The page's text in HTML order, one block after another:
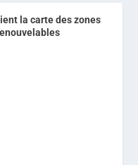
la carte des zones